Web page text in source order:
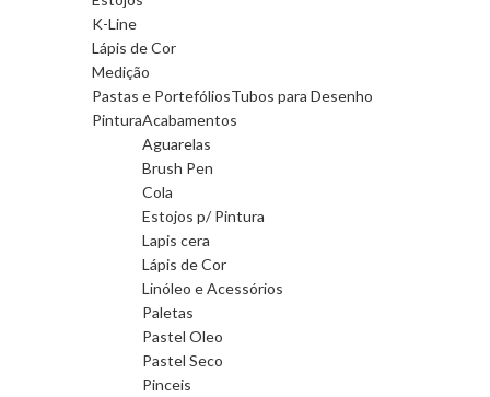
K-Line
Lápis de Cor
Medição
Pastas e PortefóliosTubos para Desenho
PinturaAcabamentos
Aguarelas
Brush Pen
Cola
Estojos p/ Pintura
Lapis cera
Lápis de Cor
Linóleo e Acessórios
Paletas
Pastel Oleo
Pastel Seco
Pinceis